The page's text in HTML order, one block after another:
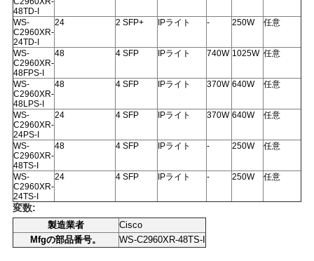
ス
事
件
SITEMAP
プ
ラ
イ
48TD-I
WS-
C2960XR-
24TD-I
24 2 SFP+ IPライト - 250W 任意
WS-
C2960XR-
48FPS-I
48 4 SFP IPライト 740W 1025W 任意
WS-
C2960XR-
48LPS-I
48 4 SFP IPライト 370W 640W 任意
WS-
C2960XR-
24PS-I
24 4 SFP IPライト 370W 640W 任意
WS-
C2960XR-
48TS-I
48 4 SFP IPライト - 250W 任意
WS-
C2960XR-
24TS-I
24 4 SFP IPライト - 250W 任意
変数:
製造業者
Cisco
Mfgの部品番号。
WS-C2960XR-48TS-I